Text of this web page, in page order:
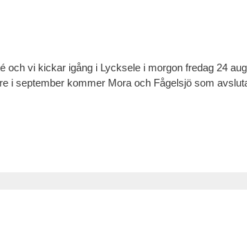
och vi kickar igång i Lycksele i morgon fredag 24
i september kommer Mora och Fågelsjö som